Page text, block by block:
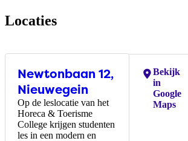
Locaties
Newtonbaan 12,
Nieuwegein
Op de leslocatie van het
Horeca & Toerisme
College krijgen studenten
les in een modern en
Locaties:
Bekijk
in
Google
Maps